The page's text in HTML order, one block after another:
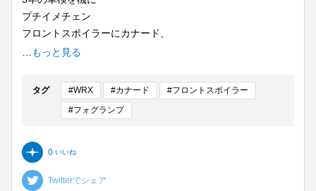
プチイメチェン
フロントスポイラーにカナード、
社外品フォグランプキット(純正LEDライナー流用)
もっと見る
タグ #WRX #カナード
#フロントスポイラー
#フォグランプ
0 いいね
Twitterでシェア